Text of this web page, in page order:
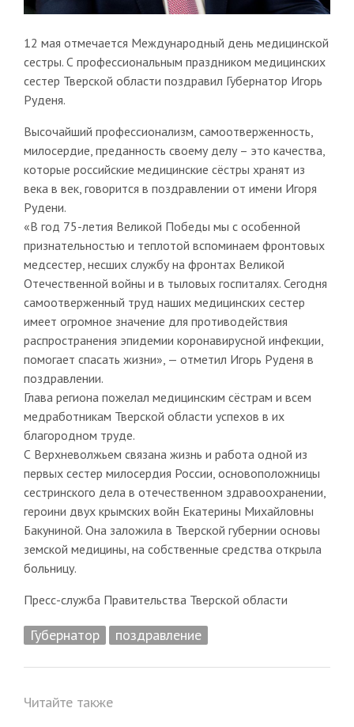
12 мая отмечается Международный день медицинской
сестры. С профессиональным праздником медицинских
сестер Тверской области поздравил Губернатор Игорь
Руденя.
Высочайший профессионализм, самоотверженность,
милосердие, преданность своему делу – это качества,
которые российские медицинские сёстры хранят из
века в век, говорится в поздравлении от имени Игоря
Рудени.
«В год 75-летия Великой Победы мы с особенной
признательностью и теплотой вспоминаем фронтовых
медсестер, несших службу на фронтах Великой
Отечественной войны и в тыловых госпиталях. Сегодня
самоотверженный труд наших медицинских сестер
имеет огромное значение для противодействия
распространения эпидемии коронавирусной инфекции,
помогает спасать жизни», — отметил Игорь Руденя в
поздравлении.
Глава региона пожелал медицинским сёстрам и всем
медработникам Тверской области успехов в их
благородном труде.
С Верхневолжьем связана жизнь и работа одной из
первых сестер милосердия России, основоположницы
сестринского дела в отечественном здравоохранении,
героини двух крымских войн Екатерины Михайловны
Бакуниной. Она заложила в Тверской губернии основы
земской медицины, на собственные средства открыла
больницу.
Пресс-служба Правительства Тверской области
Губернатор поздравление
Читайте также